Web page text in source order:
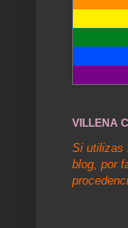
VILLENA
Si utilizas
blog, por